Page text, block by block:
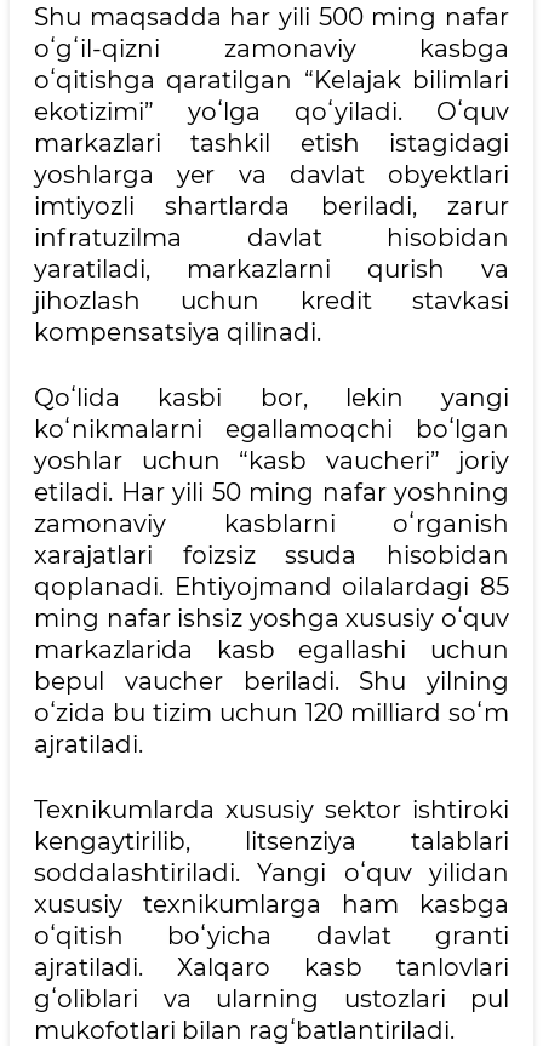
Shu maqsadda har yili 500 ming nafar
oʻgʻil-qizni zamonaviy kasbga
oʻqitishga qaratilgan “Kelajak bilimlari
ekotizimi” yoʻlga qoʻyiladi. Oʻquv
markazlari tashkil etish istagidagi
yoshlarga yer va davlat obyektlari
imtiyozli shartlarda beriladi, zarur
infratuzilma davlat hisobidan
yaratiladi, markazlarni qurish va
jihozlash uchun kredit stavkasi
kompensatsiya qilinadi.
Qoʻlida kasbi bor, lekin yangi
koʻnikmalarni egallamoqchi boʻlgan
yoshlar uchun “kasb vaucheri” joriy
etiladi. Har yili 50 ming nafar yoshning
zamonaviy kasblarni oʻrganish
xarajatlari foizsiz ssuda hisobidan
qoplanadi. Ehtiyojmand oilalardagi 85
ming nafar ishsiz yoshga xususiy oʻquv
markazlarida kasb egallashi uchun
bepul vaucher beriladi. Shu yilning
oʻzida bu tizim uchun 120 milliard soʻm
ajratiladi.
Texnikumlarda xususiy sektor ishtiroki
kengaytirilib, litsenziya talablari
soddalashtiriladi. Yangi oʻquv yilidan
xususiy texnikumlarga ham kasbga
oʻqitish boʻyicha davlat granti
ajratiladi. Xalqaro kasb tanlovlari
gʻoliblari va ularning ustozlari pul
mukofotlari bilan ragʻbatlantiriladi.